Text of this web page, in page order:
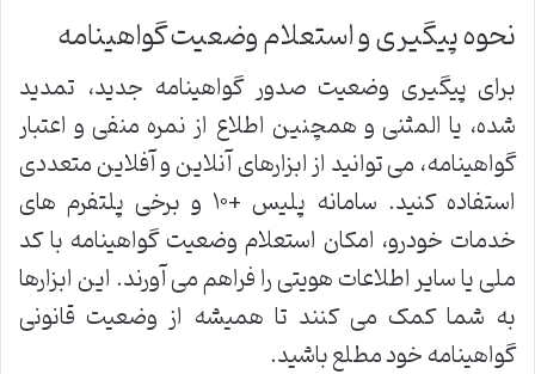
نحوه پیگیری و استعلام وضعیت گواهینامه
برای پیگیری وضعیت صدور گواهینامه جدید، تمدید
شده، یا المثنی و همچنین اطلاع از نمره منفی و اعتبار
گواهینامه، می توانید از ابزارهای آنلاین و آفلاین متعددی
استفاده کنید. سامانه پلیس +۱۰ و برخی پلتفرم های
خدمات خودرو، امکان استعلام وضعیت گواهینامه با کد
ملی یا سایر اطلاعات هویتی را فراهم می آورند. این ابزارها
به شما کمک می کنند تا همیشه از وضعیت قانونی
گواهینامه خود مطلع باشید.